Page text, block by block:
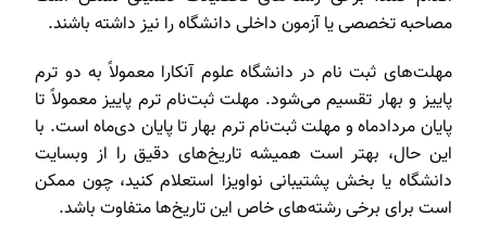
مصاحبه تخصصی یا آزمون داخلی دانشگاه را نیز داشته باشند.
مهلت‌های ثبت نام در دانشگاه علوم آنکارا معمولاً به دو ترم
پاییز و بهار تقسیم می‌شود. مهلت ثبت‌نام ترم پاییز معمولاً تا
پایان مردادماه و مهلت ثبت‌نام ترم بهار تا پایان دی‌ماه است. با
این حال، بهتر است همیشه تاریخ‌های دقیق را از وبسایت
دانشگاه یا بخش پشتیبانی نواویزا استعلام کنید، چون ممکن
است برای برخی رشته‌های خاص این تاریخ‌ها متفاوت باشد.